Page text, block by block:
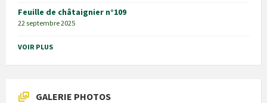
Feuille de châtaignier n°109
22 septembre 2025
VOIR PLUS
GALERIE PHOTOS